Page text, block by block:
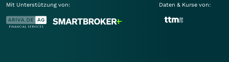
Mit Unterstützung von:
Daten & Kurse von: